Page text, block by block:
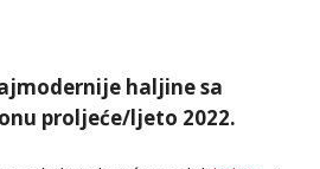
haljine sa
proljeće/ljeto 2022.